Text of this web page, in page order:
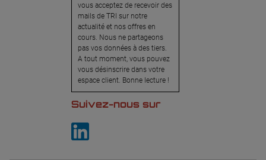
vous acceptez de recevoir des
mails de TRI sur notre
actualité et nos offres en
cours. Nous ne partageons
pas vos données à des tiers.
A tout moment, vous pouvez
vous désinscrire dans votre
espace client. Bonne lecture !
Suivez-nous sur